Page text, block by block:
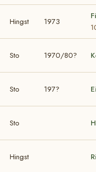
Hingst 1973
Sto 1970/80?
Sto 197?
Sto
Hingst